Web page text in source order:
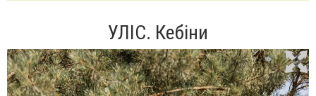
УЛІС. Кебіни